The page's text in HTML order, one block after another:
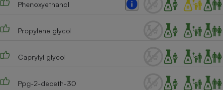
Phenoxyethanol
Propylene glycol
Caprylyl glycol
Ppg-2-deceth-30 Cafetière à expressos